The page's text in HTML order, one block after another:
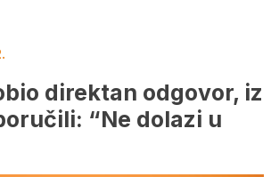
direktan odgovor, iz
“Ne dolazi u